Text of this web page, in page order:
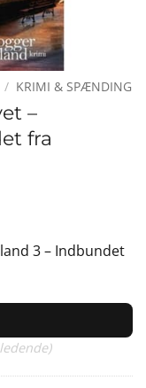
/ KRIMI & SPÆNDING
–
fra
kr..
3 – Indbundet